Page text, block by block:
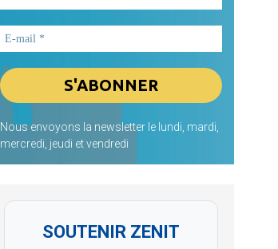
Nous envoyons la newsletter le lundi, mardi,
mercredi, jeudi et vendredi
SOUTENIR ZENIT